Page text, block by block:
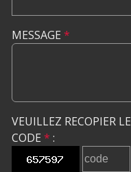
MESSAGE *
VEUILLEZ RECOPIER LE
CODE * :